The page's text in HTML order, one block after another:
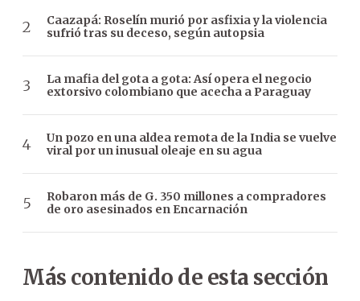
Caazapá: Roselín murió por asfixia y la violencia
sufrió tras su deceso, según autopsia
La mafia del gota a gota: Así opera el negocio
extorsivo colombiano que acecha a Paraguay
Un pozo en una aldea remota de la India se vuelve
viral por un inusual oleaje en su agua
Robaron más de G. 350 millones a compradores
de oro asesinados en Encarnación
Más contenido de esta sección